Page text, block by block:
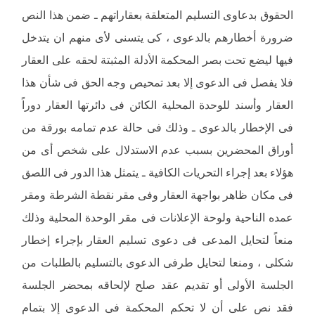
الحقوق بدعاوى التسليم المتعلقة بعقاراتهم ـ ضمن هذا النص
ضرورة أخطارهم بالدعوى ، كى يتسنى لأى منهم ان يتدخل
فيها ليضع تحت بصر المحكمة الأدلة المثبتة لحقه على العقار
فلا يفصل فى الدعوى إلا بعد تمحيص وجه الحق فى شأن هذا
العقار وأسند للوحدة المحلية الكائن فى دائرتها العقار دوراً
فى الإخطار بالدعوى ـ وذلك فى حالة عدم تمامه بورقة من
أوراق المحضرين بسبب عدم الاستدلال على شخص أى من
هؤلاء بعد إجراء التحريات الكافية ـ يتمثل هذا الدور فى اللصق
فى مكان ظاهر بواجهة العقار وفى مقر نقطة الشرطة ومقر
عمده الناحية ولوحة الإعلانات فى مقر الوحدة المحلية وذلك
منعاً لتحايل المدعى فى دعوى تسليم العقار بإجراء إخطار
شكلى ، ومنعا لتحايل طرفى الدعوى بالتسليم بالطلبات من
الجلسة الأولى أو تقديم عقد صلح لإلحاقه بمحضر الجلسة
فقد نص على أن لا تحكم المحكمة فى الدعوى إلا بتمام